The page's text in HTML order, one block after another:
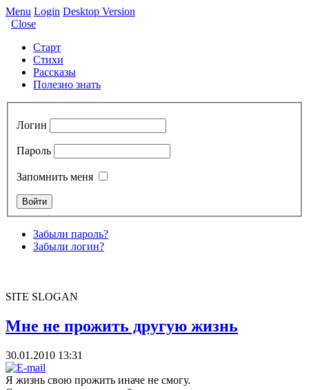
Menu Login Desktop Version
Close
Старт
Стихи
Рассказы
Полезно знать
Логин
Пароль
Запомнить меня
Забыли пароль?
Забыли логин?
SITE SLOGAN
Мне не прожить другую жизнь
30.01.2010 13:31
Я жизнь свою прожить иначе не смогу.